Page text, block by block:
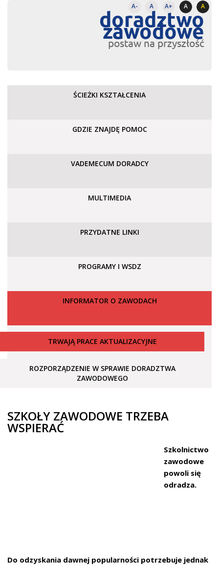
A- A A+ A A
doradztwo
zawodowe
postaw na przyszłość
ŚCIEŻKI KSZTAŁCENIA
GDZIE ZNAJDĘ POMOC
VADEMECUM DORADCY
MULTIMEDIA
PRZYDATNE LINKI
PROGRAMY I WSDZ
INFORMATOR O ZAWODACH
TRWAJĄ PRACE AKTUALIZACYJNE
ROZPORZĄDZENIE W SPRAWIE DORADZTWA
ZAWODOWEGO
SZKOŁY ZAWODOWE TRZEBA
WSPIERAĆ
Szkolnictwo
zawodowe
powoli się
odradza.
Do odzyskania dawnej popularności potrzebuje jednak